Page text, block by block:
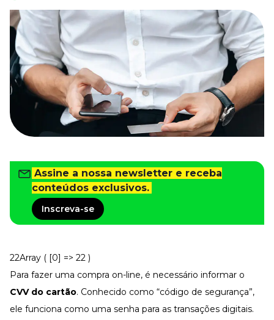
Aprimore a cultura organizacional
Educação Financeira
Saiba como gerenciar o seu dinheiro
Para o Trabalhador
Tudo para facilitar a rotina
Imprensa
VR na Imprensa
Cursos
Todos os Cursos
Explore o nosso acervo
Departamento Pessoal
Para simplificar os processos
Eleve os resultados da organização
Gestão de Pessoas e Liderança
Recursos Humanos
Fortaleça a cultura organizacional
Assine a nossa newsletter e receba
conteúdos exclusivos.
Inscreva-se
22Array ( [0] => 22 )
Para fazer uma compra on-line, é necessário informar o
CVV do cartão. Conhecido como “código de segurança”,
ele funciona como uma senha para as transações digitais.